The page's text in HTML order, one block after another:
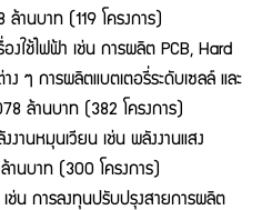
านบาท (119 โครงการ)
ฟฟ้า เช่น การผลิต PCB, Hard
ๆ การผลิตแบตเตอรี่ระดับเซลล์ และ
ล้านบาท (382 โครงการ)
มุนเวียน เช่น พลังงานแสง
นบาท (300 โครงการ)
รลงทุนปรับปรุงสายการผลิต